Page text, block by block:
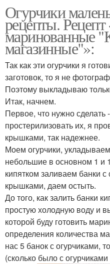
Огурчики
рецепты.
маринованные
магазинные"»:
Так как эти огурчики я
заготовок, то я не
Поэтому выкладываю
Итак, начнем.
Первое, что нужно
простерилизовать их, я
крышками, так надежнее.
Моем огурчики,
небольшие в основном 1 и
кипятком заливаем банки
крышками, даем остыть.
До того, как залить банки
простую холодную воду и
которой буду готовить
определения количества
нас 5 банок с огурчиками,
(сколько было с